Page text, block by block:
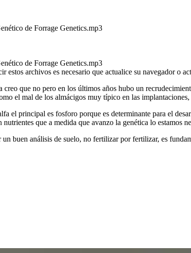
de Forrage Genetics.mp3
de Forrage Genetics.mp3
estos archivos es necesario que actualice su navegador o
que no pero en los últimos años hubo un
el mal de los almácigos muy típico en las
el principal es fosforo porque es determinante para el
que a medida que avanzo la genética lo estamos
buen análisis de suelo, no fertilizar por fertilizar, es